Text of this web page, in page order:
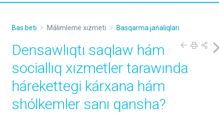
Bas beti Málimleme xızmeti Basqarma jańalıqları
Densawlıqtı saqlaw hám
sociallıq xızmetler tarawında
hárekettegi kárxana hám
shólkemler sanı qansha?